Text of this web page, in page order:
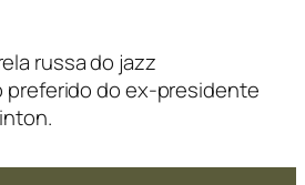
russa do jazz
preferido do ex-presidente